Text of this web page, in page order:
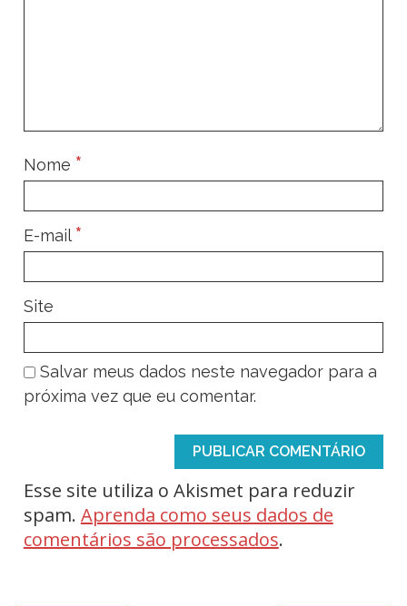
Nome *
E-mail *
Site
Salvar meus dados neste navegador para a
próxima vez que eu comentar.
Esse site utiliza o Akismet para reduzir
spam. Aprenda como seus dados de
comentários são processados.